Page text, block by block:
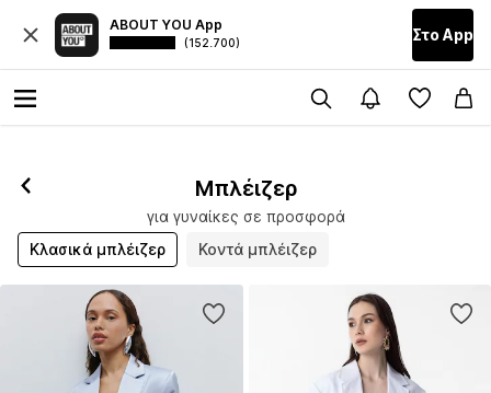
ABOUT YOU App
(152.700) Στο Αpp
Μπλέιζερ
για γυναίκες σε προσφορά
Κλασικά μπλέιζερ
Κοντά μπλέιζερ